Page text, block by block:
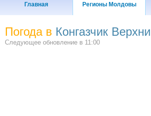
Главная Регионы Молдовы
Погода в Конгазчик
Следующее обновление в 11:00